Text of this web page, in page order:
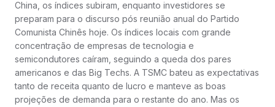
China, os índices subiram, enquanto investidores se
preparam para o discurso pós reunião anual do Partido
Comunista Chinês hoje. Os índices locais com grande
concentração de empresas de tecnologia e
semicondutores caíram, seguindo a queda dos pares
americanos e das Big Techs. A TSMC bateu as expectativas
tanto de receita quanto de lucro e manteve as boas
projeções de demanda para o restante do ano. Mas os